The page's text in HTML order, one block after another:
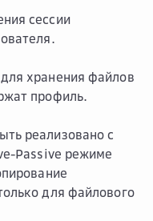
сессии
хранения файлов
профиль.
реализовано с
Passive режиме
для файлового